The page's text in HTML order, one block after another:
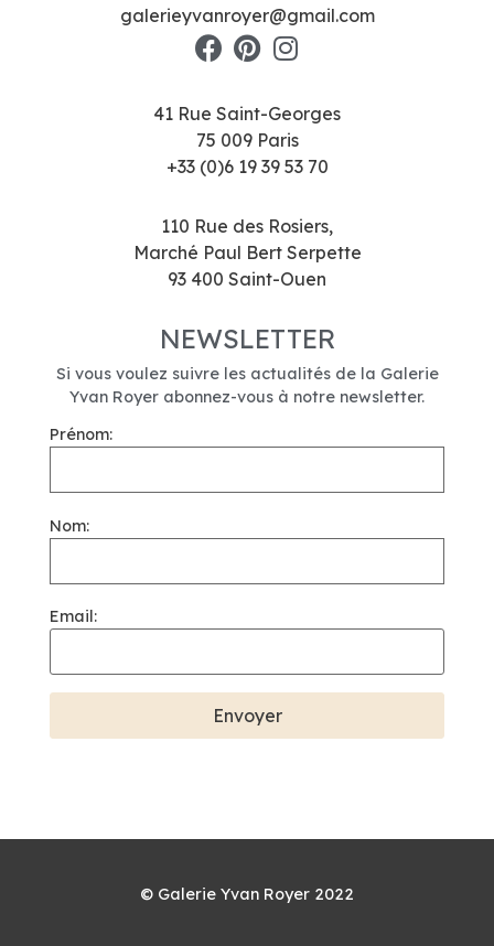
galerieyvanroyer@gmail.com
41 Rue Saint-Georges
75 009 Paris
+33 (0)6 19 39 53 70
110 Rue des Rosiers,
Marché Paul Bert Serpette
93 400 Saint-Ouen
NEWSLETTER
Si vous voulez suivre les actualités de la Galerie
Yvan Royer abonnez-vous à notre newsletter.
Prénom:
Nom:
Email:
© Galerie Yvan Royer 2022